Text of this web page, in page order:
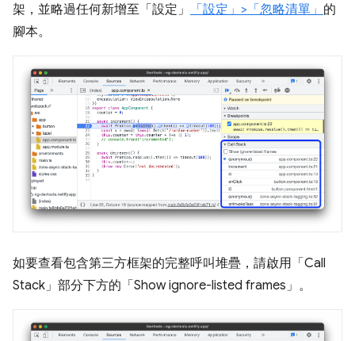
架，並略過任何新增至「設定」
「設定」>「忽略清單」 的
腳本。
如要查看包含第三方框架的完整呼叫堆疊，請啟用「Call
Stack」 部分下方的「Show ignore-listed frames」 。